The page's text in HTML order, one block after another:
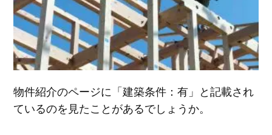
物件紹介のページに「建築条件：有」と記載され
ているのを見たことがあるでしょうか。